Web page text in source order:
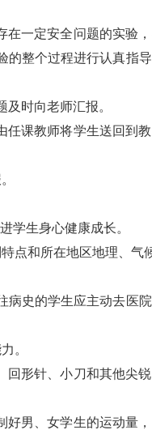
在一定安全问题的实验
的整个过程进行认真指
时向老师汇报。
任课教师将学生送回到
学生身心健康成长。
点和所在地区地理、气
病史的学生应主动去医
。
回形针、小刀和其他尖
好男、女学生的运动量